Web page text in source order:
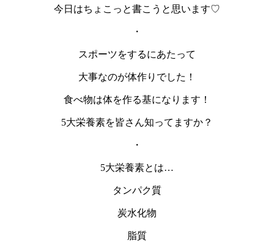
今日はちょこっと書こうと思います♡
・
スポーツをするにあたって
大事なのが体作りでした！
食べ物は体を作る基になります！
5大栄養素を皆さん知ってますか？
・
5大栄養素とは…
タンパク質
炭水化物
脂質